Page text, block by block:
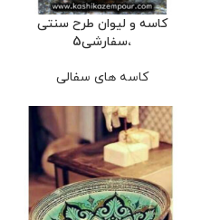
کاسه و لیوان طرح سنتی
،سفارشی5
کاسه های سفالی